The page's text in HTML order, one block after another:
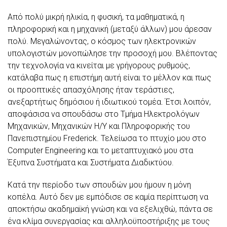
Από πολύ μικρή ηλικία, η φυσική, τα μαθηματικά, η
πληροφορική και η μηχανική (μεταξύ άλλων) μου άρεσαν
πολύ. Μεγαλώνοντας, ο κόσμος των ηλεκτρονικών
υπολογιστών μονοπώλησε την προσοχή μου. Βλέποντας
την τεχνολογία να κινείται με γρήγορους ρυθμούς,
κατάλαβα πως η επιστήμη αυτή είναι το μέλλον και πως
οι προοπτικές απασχόλησης ήταν τεράστιες,
ανεξαρτήτως δημόσιου ή ιδιωτικού τομέα. Έτσι λοιπόν,
αποφάσισα να σπουδάσω στο Τμήμα Ηλεκτρολόγων
Μηχανικών, Μηχανικών Η/Υ και Πληροφορικής του
Πανεπιστημίου Frederick. Τελείωσα το πτυχίο μου στο
Computer Engineering και το μεταπτυχιακό μου στα
Έξυπνα Συστήματα και Συστήματα Διαδικτύου.
Κατά την περίοδο των σπουδών μου ήμουν η μόνη
κοπέλα. Αυτό δεν με εμπόδισε σε καμία περίπτωση να
αποκτήσω ακαδημαϊκή γνώση και να εξελιχθώ, πάντα σε
ένα κλίμα συνεργασίας και αλληλοϋποστήριξης με τους